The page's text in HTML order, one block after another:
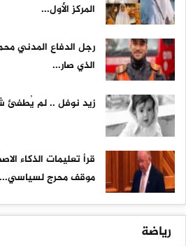
المركز الأول...
رجل الدفاع المدني
الذي صار...
زيد نوفل .. لم يُطفئ
قرأ تعليمات الذكاء
موقف محرج لسياسي...
رياضة